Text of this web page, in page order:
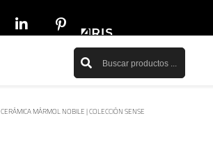
CERÁMICA MÁRMOL NOBILE | COLECCIÓN SENSE